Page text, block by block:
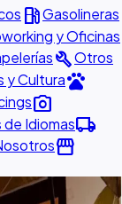
local_gas_stationGasolineras
y Oficinas
buildOtros
y Culturapets
photo_camera
de Idiomaslocal_shipping
storefront